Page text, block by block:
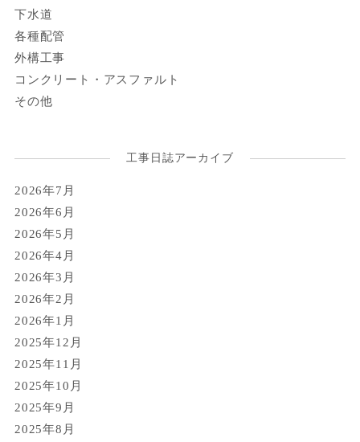
下水道
各種配管
外構工事
コンクリート・アスファルト
その他
工事日誌アーカイブ
2026年7月
2026年6月
2026年5月
2026年4月
2026年3月
2026年2月
2026年1月
2025年12月
2025年11月
2025年10月
2025年9月
2025年8月